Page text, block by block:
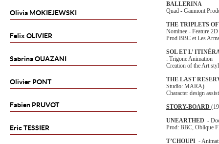
Olivia MOKIEJEWSKI
Felix OLIVIER
SabrinaOUAZANI
Olivier PONT
Fabien PRUVOT
EricTESSIER
BALLERINA
Quad - Gaumont
THE TRIPLETS
Nominee - Feature
Prod BBC et Les
SOL ET L’
: Trigone Animation
Creation of the Art
THE LAST
Studio: MARA)
Character design
STORY-BOARD
UNEARTHED -
Prod: BBC, Oblique
T’CHOUPI -